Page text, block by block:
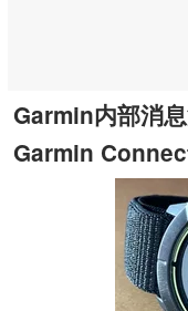
Garmin内部消
Garmin